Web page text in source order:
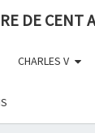
DE CENT
CHARLES V